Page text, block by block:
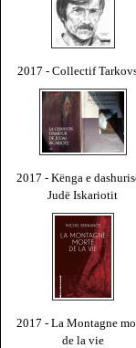
2017 - Collectif
2017 - Kënga e
Judë Iskariotit
2017 - La Montagne
de la vie